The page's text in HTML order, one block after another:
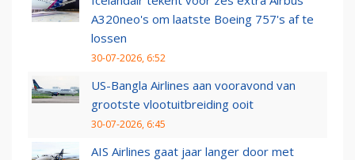
A320neo's om laatste Boeing 757's af te
lossen
30-07-2026, 6:52
US-Bangla Airlines aan vooravond van
grootste vlootuitbreiding ooit
30-07-2026, 6:45
AIS Airlines gaat jaar langer door met